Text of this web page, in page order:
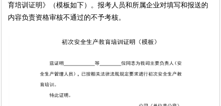
育培训证明》（模板如下）。报考人员和所属企业对填写和报送的
内容负责资格审核不通过的不予考核。